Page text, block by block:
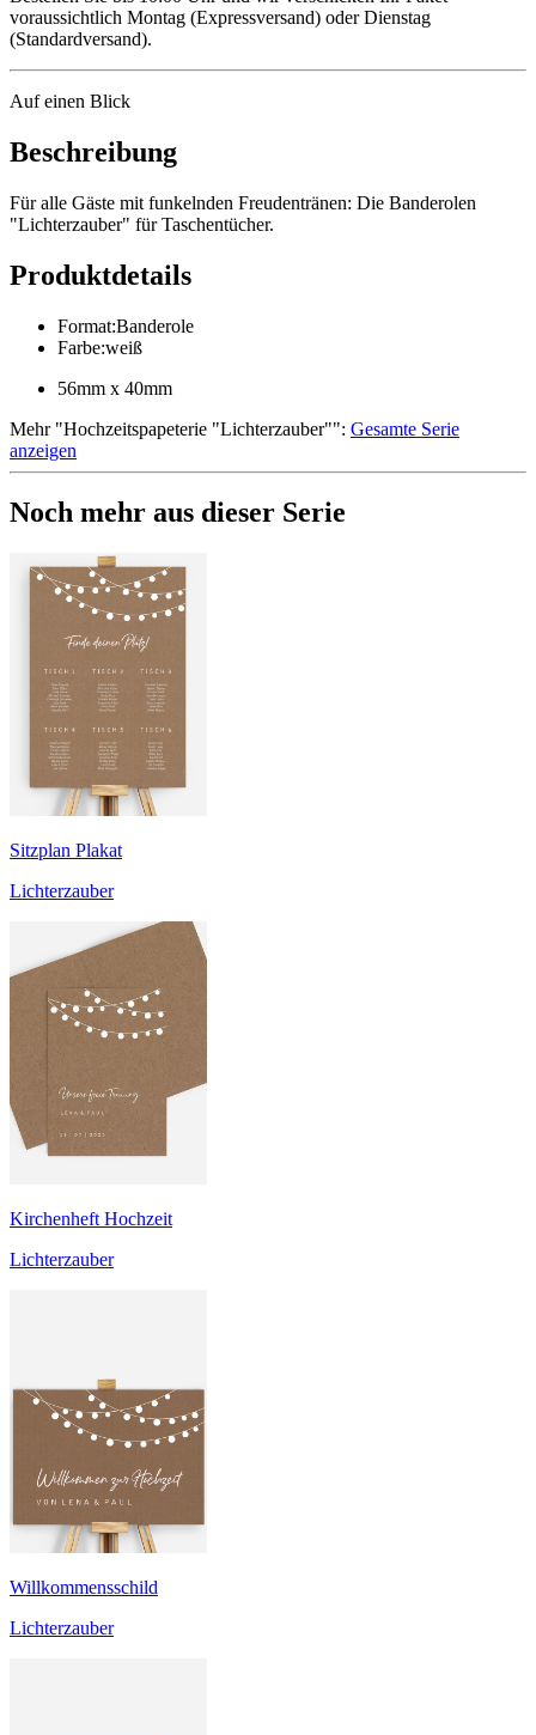
voraussichtlich Montag (Expressversand) oder Dienstag
(Standardversand).
Auf einen Blick
Beschreibung
Für alle Gäste mit funkelnden Freudentränen: Die Banderolen
"Lichterzauber" für Taschentücher.
Produktdetails
Format:Banderole
Farbe:weiß
56mm x 40mm
Mehr"Hochzeitspapeterie "Lichterzauber"": Gesamte Serie
anzeigen
Noch mehr aus dieser Serie
Sitzplan Plakat
Lichterzauber
Kirchenheft Hochzeit
Lichterzauber
Willkommensschild
Lichterzauber